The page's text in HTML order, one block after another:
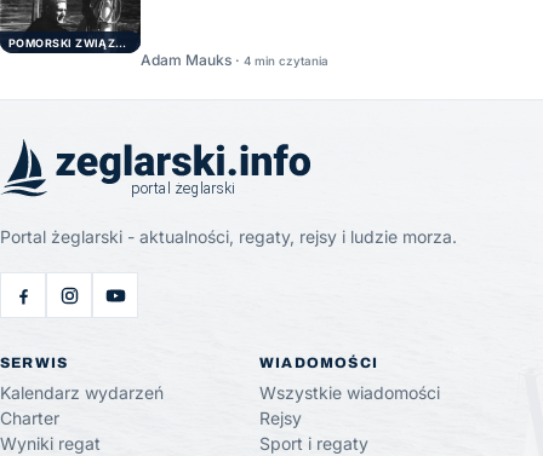
POMORSKI ZWIĄZEK ŻEGLARSKI
Adam Mauks · 4 min czytania
Portal żeglarski - aktualności, regaty, rejsy i ludzie morza.
SERWIS
Kalendarz wydarzeń
Charter
Wyniki regat
WIADOMOŚCI
Wszystkie wiadomości
Rejsy
Sport i regaty